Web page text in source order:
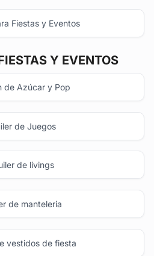
Fiestas y Eventos
Y EVENTOS
de Azúcar y Pop
de Juegos
de livings
de manteleria
vestidos de fiesta